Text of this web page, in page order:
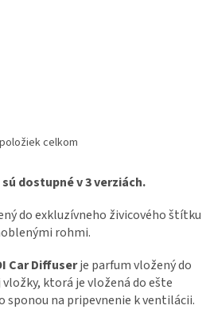
O
l
d
a
c
e
p
r
položiek celkom
dostupné v 3 verziách.
do exkluzívneho živicového štítku
rohmi.
Car Diffuserje parfum vložený do
ktorá je vložená do ešte
sponou na pripevnenie k ventilácii.